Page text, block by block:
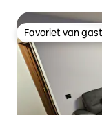
Favoriet van
Favoriet van